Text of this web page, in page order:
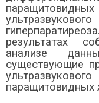
результатах
анализе
существующие
паращитовидных